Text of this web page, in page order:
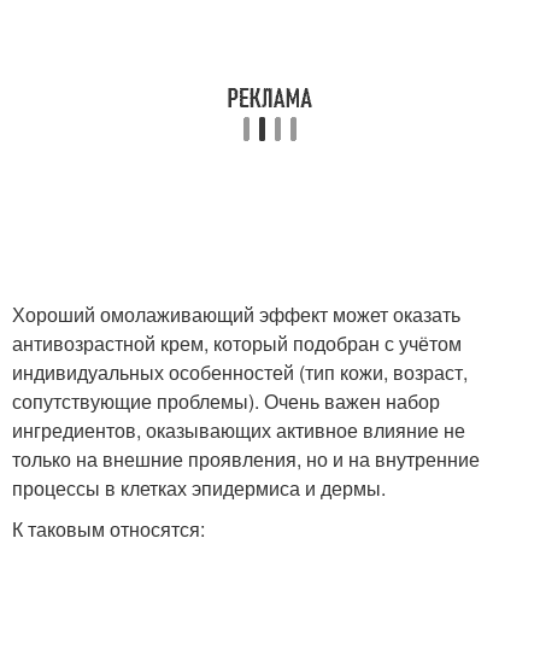
Хороший омолаживающий эффект может оказать
антивозрастной крем, который подобран с учётом
индивидуальных особенностей (тип кожи, возраст,
сопутствующие проблемы). Очень важен набор
ингредиентов, оказывающих активное влияние не
только на внешние проявления, но и на внутренние
процессы в клетках эпидермиса и дермы.
К таковым относятся: